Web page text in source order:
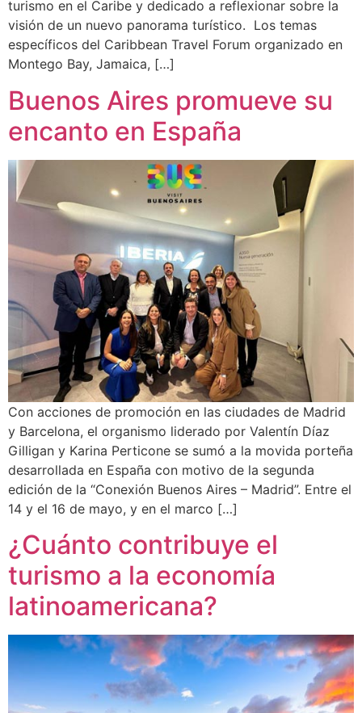
turismo en el Caribe y dedicado a reflexionar sobre la
visión de un nuevo panorama turístico. Los temas
específicos del Caribbean Travel Forum organizado en
Montego Bay, Jamaica, […]
Buenos Aires promueve su
encanto en España
Con acciones de promoción en las ciudades de Madrid
y Barcelona, el organismo liderado por Valentín Díaz
Gilligan y Karina Perticone se sumó a la movida porteña
desarrollada en España con motivo de la segunda
edición de la “Conexión Buenos Aires – Madrid”. Entre el
14 y el 16 de mayo, y en el marco […]
¿Cuánto contribuye el
turismo a la economía
latinoamericana?